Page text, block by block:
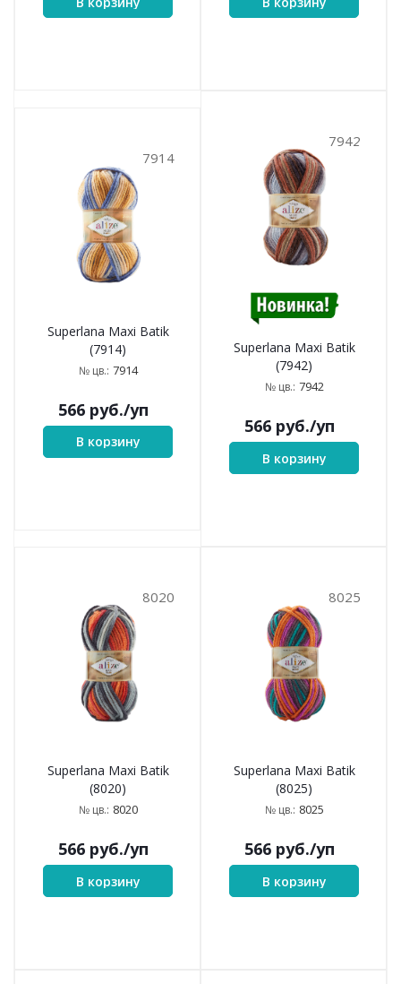
7914
Superlana Maxi Batik
(7914)
№ цв.: 7914
566 руб./уп
В корзину
7942
Superlana Maxi Batik
(7942)
№ цв.: 7942
566 руб./уп
В корзину
8020
Superlana Maxi Batik
(8020)
№ цв.: 8020
566 руб./уп
В корзину
8025
Superlana Maxi Batik
(8025)
№ цв.: 8025
566 руб./уп
В корзину